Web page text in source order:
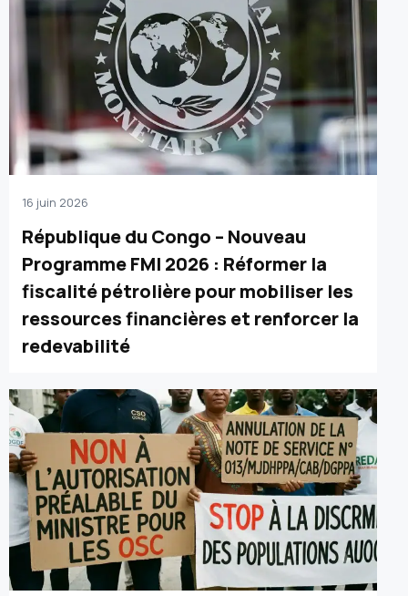
16 juin 2026
République du Congo – Nouveau
Programme FMI 2026 : Réformer la
fiscalité pétrolière pour mobiliser les
ressources financières et renforcer la
redevabilité